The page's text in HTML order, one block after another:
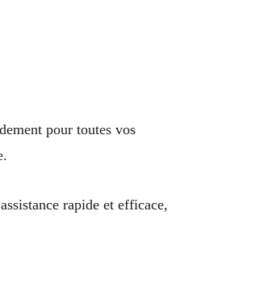
pour toutes vos
rapide et efficace,